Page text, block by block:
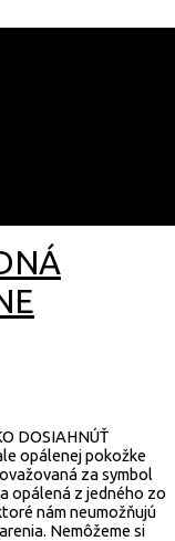
DOSIAHNÚŤ
opálenej pokožke
za symbol
opálená z jedného zo
nám neumožňujú
Nemôžeme si